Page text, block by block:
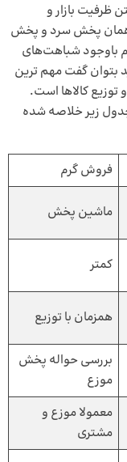
ظرفیت بازار و
همان پخش سرد و پخش
باوجود شباهت‌های
بتوان گفت مهم ترین
کالاها است.
زیر خلاصه شده
فروش گرم
ماشین پخش
کمتر
همزمان با توزیع
بررسی حواله پخش
موزع
معمولا موزع و
مشتری